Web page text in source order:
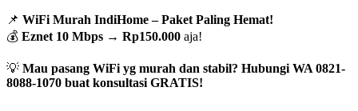
📌 WiFi Murah IndiHome – Paket Paling Hemat!
💰 Eznet 10 Mbps → Rp150.000 aja!
💡 Mau pasang WiFi yg murah dan stabil? Hubungi WA 0821-
8088-1070 buat konsultasi GRATIS!